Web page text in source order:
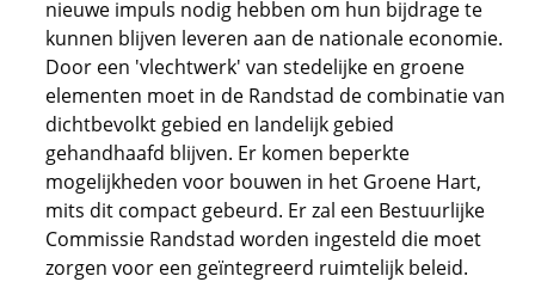
nieuwe impuls nodig hebben om hun bijdrage te
kunnen blijven leveren aan de nationale economie.
Door een 'vlechtwerk' van stedelijke en groene
elementen moet in de Randstad de combinatie van
dichtbevolkt gebied en landelijk gebied
gehandhaafd blijven. Er komen beperkte
mogelijkheden voor bouwen in het Groene Hart,
mits dit compact gebeurd. Er zal een Bestuurlijke
Commissie Randstad worden ingesteld die moet
zorgen voor een geïntegreerd ruimtelijk beleid.